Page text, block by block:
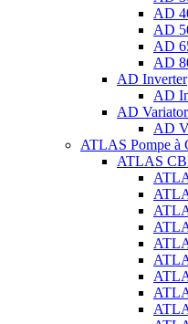
AD
AD
AD
AD
AD Inverter
AD
AD Variator
AD
ATLAS Pompe à
ATLAS